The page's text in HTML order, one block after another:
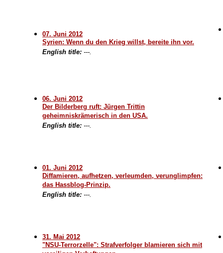
07. Juni 2012
Syrien: Wenn du den Krieg willst, bereite ihn vor.
English title: ---.
06. Juni 2012
Der Bilderberg ruft: Jürgen Trittin
geheimniskrämerisch in den USA.
English title: ---.
01. Juni 2012
Diffamieren, aufhetzen, verleumden, verunglimpfen:
das Hassblog-Prinzip.
English title: ---.
31. Mai 2012
"NSU-Terrorzelle": Strafverfolger blamieren sich mit